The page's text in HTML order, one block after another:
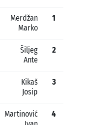
Merdžan
Marko
1
Šiljeg
Ante
2
Kikaš
Josip
3
Martinović
4